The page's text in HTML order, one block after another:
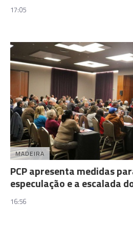
17:05
MADEIRA
PCP apresenta medidas
especulação e a escalada
16:56